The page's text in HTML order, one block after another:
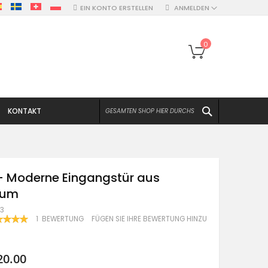
ANMELDEN
EIN KONTO ERSTELLEN
Mein
0
KONTAKT
Moderne Eingangstür aus
100
1 BEWERTUNG FÜGEN SIE IHRE BEWERTUNG HINZU